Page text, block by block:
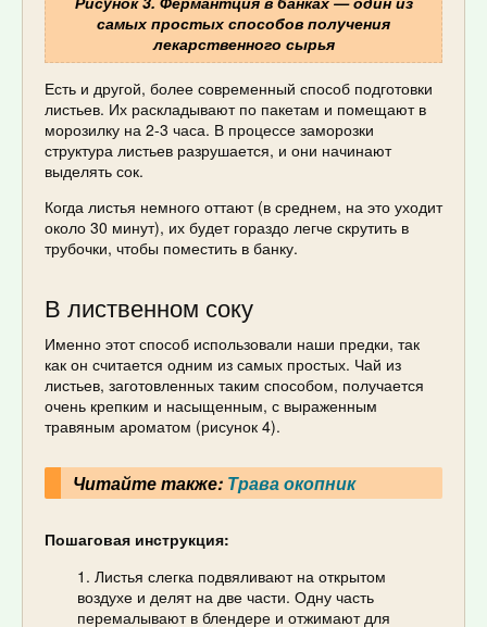
самых простых способов получения
лекарственного сырья
Есть и другой, более современный способ подготовки
листьев. Их раскладывают по пакетам и помещают в
морозилку на 2-3 часа. В процессе заморозки
структура листьев разрушается, и они начинают
выделять сок.
Когда листья немного оттают (в среднем, на это уходит
около 30 минут), их будет гораздо легче скрутить в
трубочки, чтобы поместить в банку.
В лиственном соку
Именно этот способ использовали наши предки, так
как он считается одним из самых простых. Чай из
листьев, заготовленных таким способом, получается
очень крепким и насыщенным, с выраженным
травяным ароматом (рисунок 4).
Читайте также: Трава окопник
Пошаговая инструкция:
Листья слегка подвяливают на открытом
воздухе и делят на две части. Одну часть
перемалывают в блендере и отжимают для